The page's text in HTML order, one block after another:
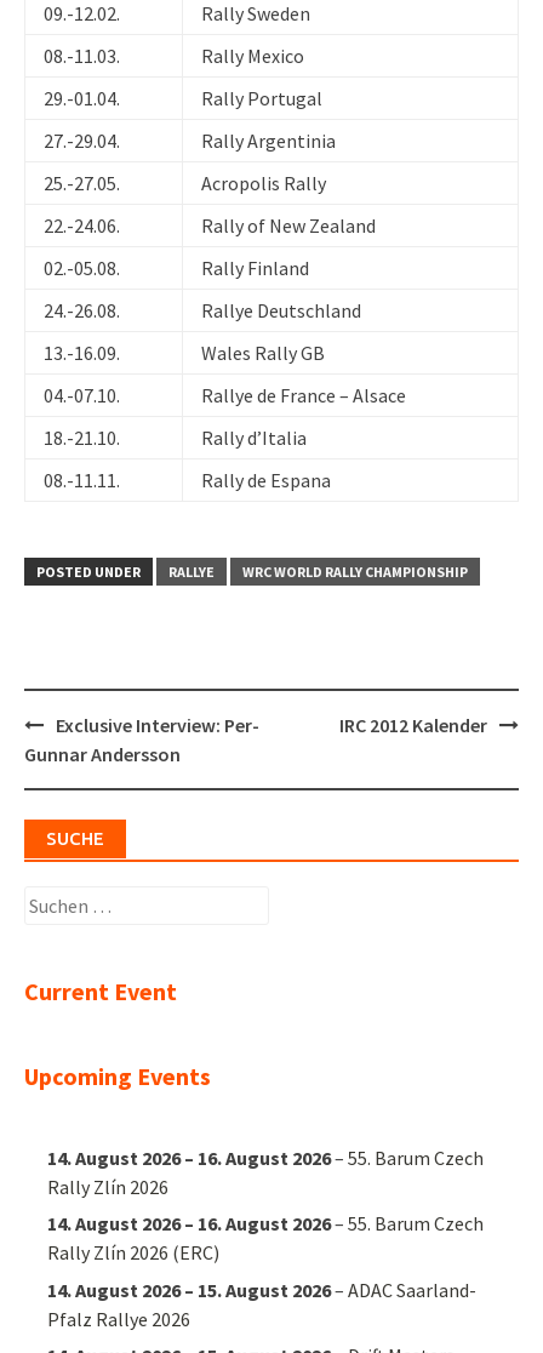
09.-12.02.
Rally Sweden
08.-11.03.
Rally Mexico
29.-01.04.
Rally Portugal
27.-29.04.
Rally Argentinia
25.-27.05.
Acropolis Rally
22.-24.06.
Rally of New Zealand
02.-05.08.
Rally Finland
24.-26.08.
Rallye Deutschland
13.-16.09.
Wales Rally GB
04.-07.10.
Rallye de France – Alsace
18.-21.10.
Rally d’Italia
08.-11.11.
Rally de Espana
POSTED UNDER RALLYE WRC WORLD RALLY CHAMPIONSHIP
Post
navigation
Exclusive Interview: Per-
Gunnar Andersson
IRC 2012 Kalender
SUCHE
Suchen
Current Event
Upcoming Events
14. August 2026– 16. August 2026–55. Barum Czech
Rally Zlín 2026
14. August 2026– 16. August 2026–55. Barum Czech
Rally Zlín 2026 (ERC)
14. August 2026– 15. August 2026–ADAC Saarland-
Pfalz Rallye 2026